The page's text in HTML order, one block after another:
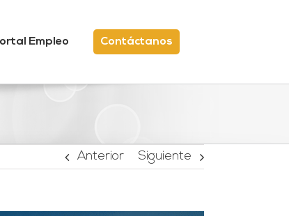
Empleo Contáctanos
Anterior Siguiente